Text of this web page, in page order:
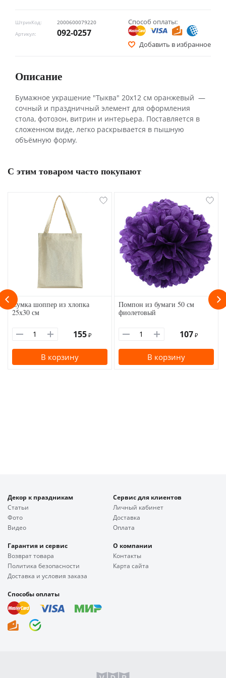
ШтрихКод:
2000600079220
Артикул:
092-0257
Способ оплаты:
Добавить в избранное
Описание
Бумажное украшение "Тыква" 20х12 см оранжевый —
сочный и праздничный элемент для оформления
стола, фотозон, витрин и интерьера. Поставляется в
сложенном виде, легко раскрывается в пышную
объёмную форму.
С этим товаром часто покупают
Сумка шоппер из хлопка
25х30 см
155 ₽
В корзину
Помпон из бумаги 50 см
фиолетовый
107 ₽
В корзину
Декор к праздникам
Статьи
Фото
Видео
Сервис для клиентов
Личный кабинет
Доставка
Оплата
Гарантия и сервис
Возврат товара
Политика безопасности
Доставка и условия заказа
О компании
Контакты
Карта сайта
Способы оплаты